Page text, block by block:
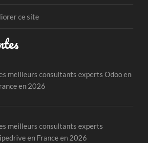
ce site
meilleurs consultants experts Odoo en
en 2026
meilleurs consultants experts
en France en 2026